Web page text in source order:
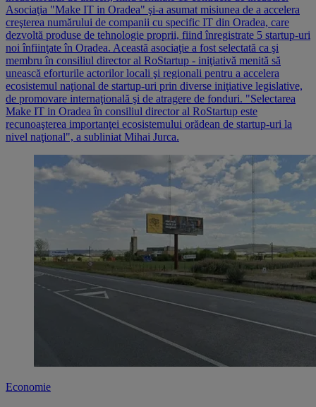
Asociaţia "Make IT in Oradea" şi-a asumat misiunea de a accelera
creşterea numărului de companii cu specific IT din Oradea, care
dezvoltă produse de tehnologie proprii, fiind înregistrate 5 startup-uri
noi înfiinţate în Oradea. Această asociaţie a fost selectată ca şi
membru în consiliul director al RoStartup - iniţiativă menită să
unească eforturile actorilor locali şi regionali pentru a accelera
ecosistemul naţional de startup-uri prin diverse iniţiative legislative,
de promovare internaţională şi de atragere de fonduri. "Selectarea
Make IT in Oradea în consiliul director al RoStartup este
recunoaşterea importanţei ecosistemului orădean de startup-uri la
nivel naţional", a subliniat Mihai Jurca.
Economie